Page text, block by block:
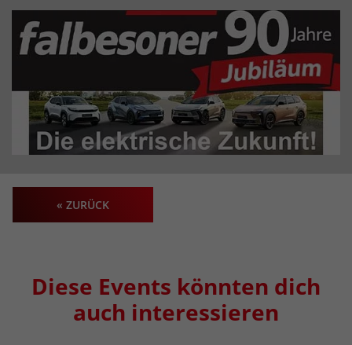
« ZURÜCK
Diese Events könnten dich
auch interessieren